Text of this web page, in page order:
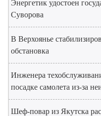
Энергетик удостоен
Суворова
В Верхоянье
обстановка
Инженера
посадке самолета из-за
Шеф-повар из Якутска